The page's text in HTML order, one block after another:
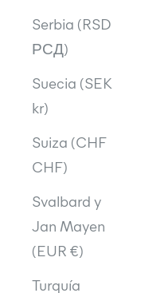
Serbia (RSD
РСД)
Suecia (SEK
kr)
Suiza (CHF
CHF)
Svalbard y
Jan Mayen
(EUR €)
Turquía